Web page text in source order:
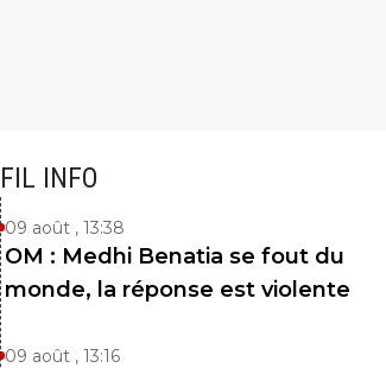
FIL INFO
09 août , 13:38
OM : Medhi Benatia se fout du
monde, la réponse est violente
09 août , 13:16